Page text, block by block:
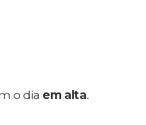
o dia em alta.